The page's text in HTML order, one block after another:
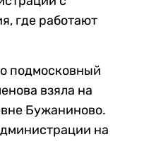
где работают
подмосковный
взяла на
Бужаниново.
на